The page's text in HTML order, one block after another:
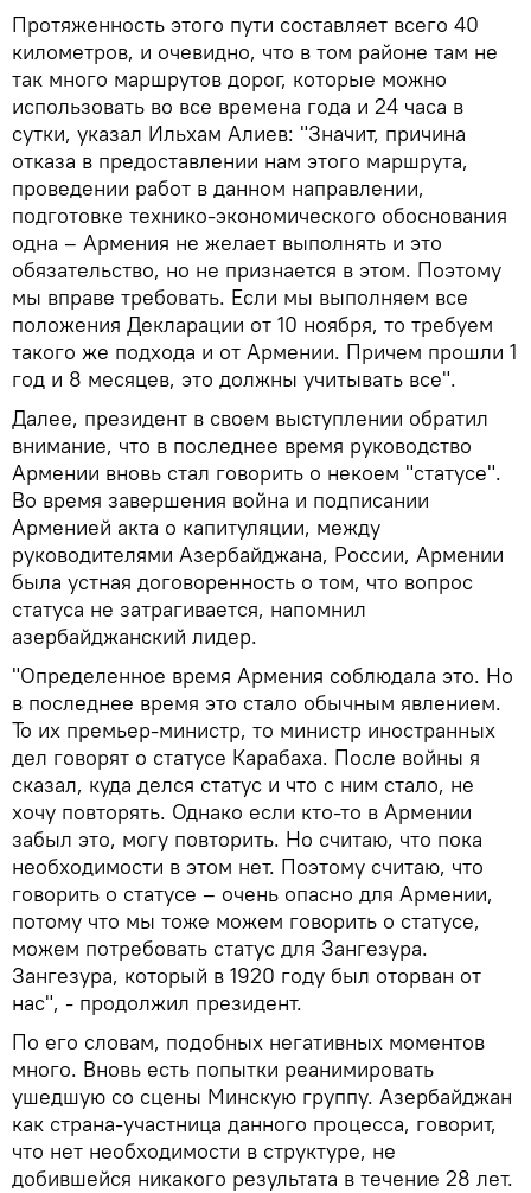
Протяженность этого пути составляет всего 40
километров, и очевидно, что в том районе там не
так много маршрутов дорог, которые можно
использовать во все времена года и 24 часа в
сутки, указал Ильхам Алиев: "Значит, причина
отказа в предоставлении нам этого маршрута,
проведении работ в данном направлении,
подготовке технико-экономического обоснования
одна – Армения не желает выполнять и это
обязательство, но не признается в этом. Поэтому
мы вправе требовать. Если мы выполняем все
положения Декларации от 10 ноября, то требуем
такого же подхода и от Армении. Причем прошли 1
год и 8 месяцев, это должны учитывать все".
Далее, президент в своем выступлении обратил
внимание, что в последнее время руководство
Армении вновь стал говорить о некоем "статусе".
Во время завершения война и подписании
Арменией акта о капитуляции, между
руководителями Азербайджана, России, Армении
была устная договоренность о том, что вопрос
статуса не затрагивается, напомнил
азербайджанский лидер.
"Определенное время Армения соблюдала это. Но
в последнее время это стало обычным явлением.
То их премьер-министр, то министр иностранных
дел говорят о статусе Карабаха. После войны я
сказал, куда делся статус и что с ним стало, не
хочу повторять. Однако если кто-то в Армении
забыл это, могу повторить. Но считаю, что пока
необходимости в этом нет. Поэтому считаю, что
говорить о статусе – очень опасно для Армении,
потому что мы тоже можем говорить о статусе,
можем потребовать статус для Зангезура.
Зангезура, который в 1920 году был оторван от
нас", - продолжил президент.
По его словам, подобных негативных моментов
много. Вновь есть попытки реанимировать
ушедшую со сцены Минскую группу. Азербайджан
как страна-участница данного процесса, говорит,
что нет необходимости в структуре, не
добившейся никакого результата в течение 28 лет.